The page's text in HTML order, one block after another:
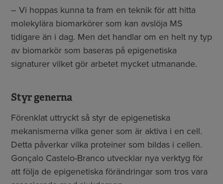
– Vi hoppas kunna ta fram en teknik för att hitta
molekylära biomarkörer som kan avslöja MS
tidigare än i dag. Men det handlar om en helt ny typ
av biomarkör som baseras på epigenetiska
signaturer vilket gör arbetet mycket utmanande.
Styr generna
Förenklat uttryckt så styr de epigenetiska
mekanismerna vilka gener som är aktiva i en cell.
Detta påverkar vilka proteiner som bildas i cellen.
Gonçalo Castelo-Branco utvecklar nya verktyg för
att följa de epigenetiska förändringar som tros vara